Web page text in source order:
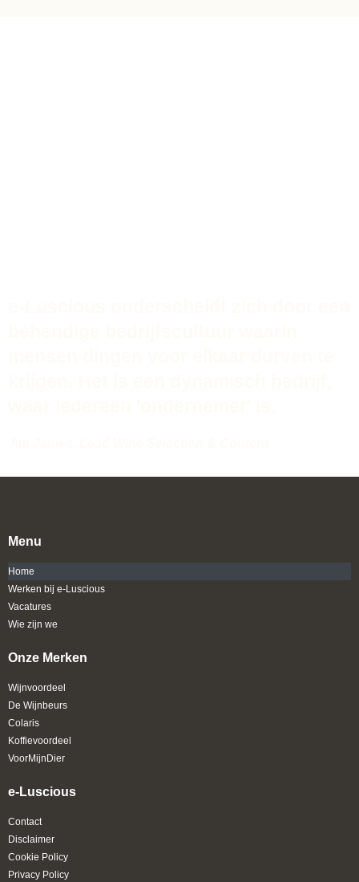
Menu
Home
Werken bij e-Luscious
Vacatures
Wie zijn we
Onze Merken
Wijnvoordeel
De Wijnbeurs
Colaris
Koffievoordeel
VoorMijnDier
e-Luscious
Contact
Disclaimer
Cookie Policy
Privacy Policy